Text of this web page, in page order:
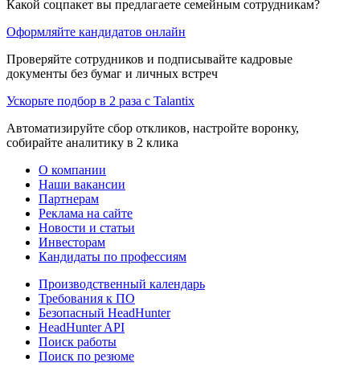
Какой соцпакет вы предлагаете семейным сотрудникам?
Оформляйте кандидатов онлайн
Проверяйте сотрудников и подписывайте кадровые
документы без бумаг и личных встреч
Ускорьте подбор в 2 раза с Talantix
Автоматизируйте сбор откликов, настройте воронку,
собирайте аналитику в 2 клика
О компании
Наши вакансии
Партнерам
Реклама на сайте
Новости и статьи
Инвесторам
Кандидаты по профессиям
Производственный календарь
Требования к ПО
Безопасный HeadHunter
HeadHunter API
Поиск работы
Поиск по резюме